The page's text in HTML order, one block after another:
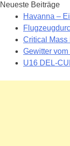
Neueste Beiträge
Havanna –
Critical
Gewitter
U16 DEL-